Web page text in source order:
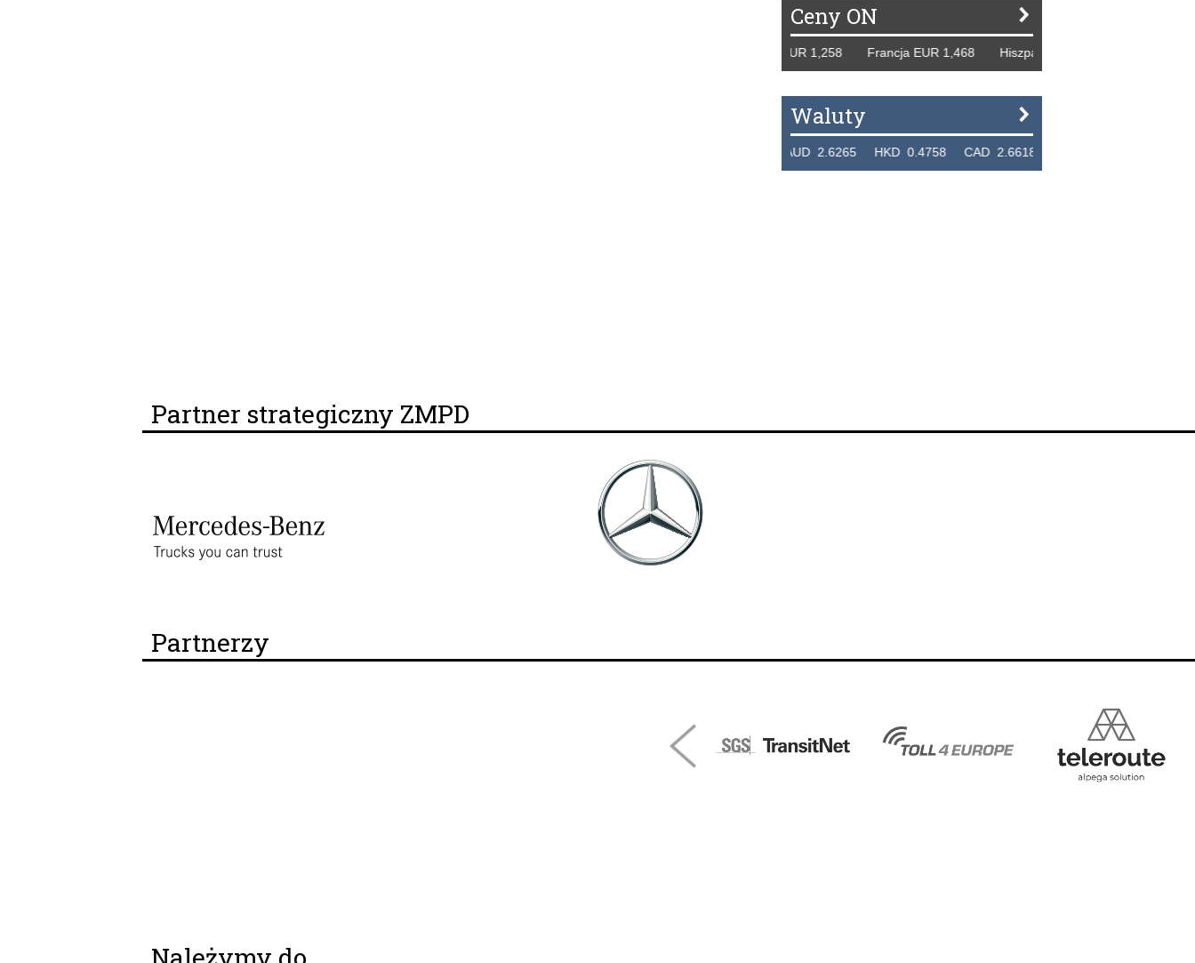
Ceny ON
Tydzień 42/2019 r. Niemcy EUR 1,258 Francja EUR 1,468 Hiszpania EUR 1,229 WB GBP
Waluty
THB 0.1129 USD 3.7324 AUD 2.6265 HKD 0.4758 CAD 2.6618 NZD 2.1914 SGD
Partner strategiczny ZMPD
Partnerzy